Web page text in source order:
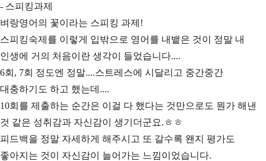
- 스피킹과제
벼랑영어의 꽃이라는 스피킹 과제!
스피킹숙제를 이렇게 입밖으로 영어를 내뱉은 것이 정말 내
인생에 거의 처음이란 생각이 들었습니다....
6회, 7회 정도엔 정말....스트레스에 시달리고 중간중간
대충하기도 하고 했는데....
10회를 제출하는 순간은 이걸 다 했다는 것만으로도 뭔가 해낸
것 같은 성취감과 자신감이 생기더군요.ㅎㅎ
피드백을 정말 자세하게 해주시고 또 갈수록 왠지 평가도
좋아지는 것이 자신감이 늘어가는 느낌이었습니다.